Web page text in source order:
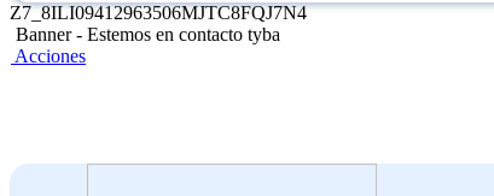
Z7_8ILI09412963506MJTC8FQJ7N4
Banner - Estemos en contacto tyba
Acciones